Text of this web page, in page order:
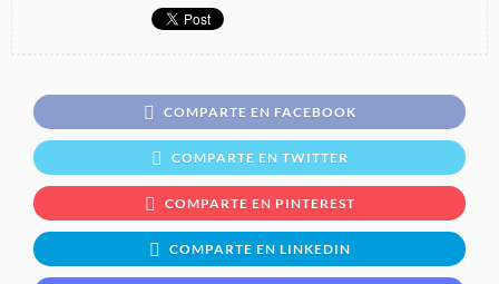
COMPARTE EN FACEBOOK
COMPARTE EN TWITTER
COMPARTE EN PINTEREST
COMPARTE EN LINKEDIN